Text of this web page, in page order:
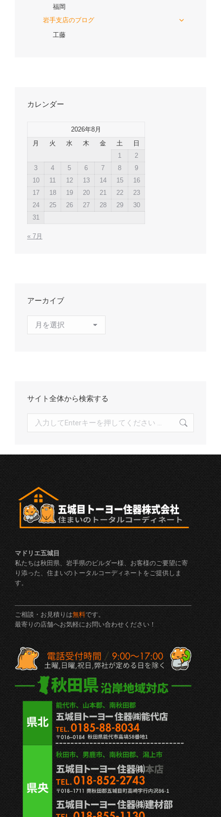
福岡
岩手支店のブログ
工藤
カレンダー
2026年8月
月
火 水 木 金 土
日
1
2
3
4 5 6 7 8
9
10
11 12 13 14 15
16
17
18 19 20 21 22
23
24
25 26 27 28 29
30
31
« 7月
アーカイブ
サイト全体から検索する
マドリエ五城目
私たちは秋田県、岩手県のビルダー様、お客様のご要望に寄
り添った、住まいのトータルコーディネートをご提供しま
す。
ご相談・お見積りは無料です。
最寄りの店舗へお気軽にお問い合わせください！